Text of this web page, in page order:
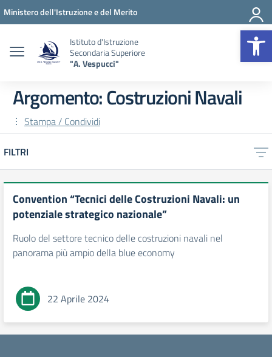
Vai ai contenuti
Vai al menu di navigazione
Vai al footer
Ministero dell'Istruzione e del Merito
Istituto d'Istruzione
Secondaria Superiore
"A. Vespucci"
Argomento: Costruzioni Navali
Stampa / Condividi
FILTRI
Convention “Tecnici delle Costruzioni Navali: un
potenziale strategico nazionale”
Ruolo del settore tecnico delle costruzioni navali nel
panorama più ampio della blue economy
22 Aprile 2024